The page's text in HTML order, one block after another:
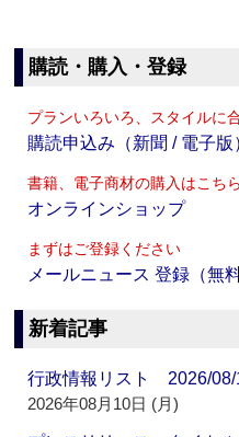
購読・購入・登録
プランいろいろ、スタイルに
購読申込み（新聞 / 電子版
書籍、電子商材の購入はこちら
オンラインショップ
まずはご登録ください
メールニュース 登録（無料
新着記事
行政情報リスト 2026/08/
2026年08月10日 (月)